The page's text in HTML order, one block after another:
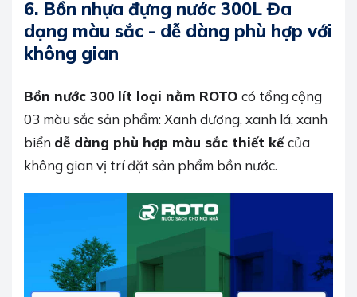
6. Bồn nhựa đựng nước 300L Đa
dạng màu sắc - dễ dàng phù hợp với
không gian
Bồn nước 300 lít loại nằm ROTO có tổng cộng
03 màu sắc sản phẩm: Xanh dương, xanh lá, xanh
biển dễ dàng phù hợp màu sắc thiết kếcủa
không gian vị trí đặt sản phẩm bồn nước.